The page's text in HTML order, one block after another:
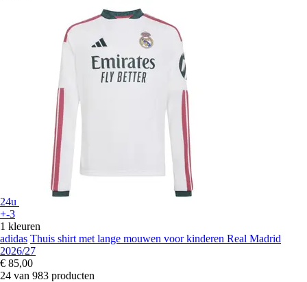
24u
+-3
1 kleuren
adidas Thuis shirt met lange mouwen voor kinderen Real Madrid
2026/27
€ 85,00
24 van 983 producten